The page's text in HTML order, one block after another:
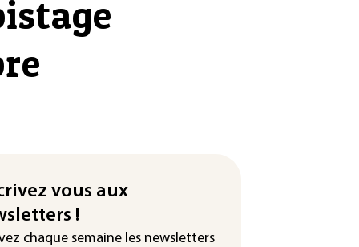
vous aux
!
chaque semaine les newsletters